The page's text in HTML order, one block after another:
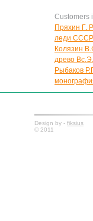
Customers
Пряхин Г.
леди СССР
Колязин
древо
Рыбаков
Design by - fiksius
© 2011